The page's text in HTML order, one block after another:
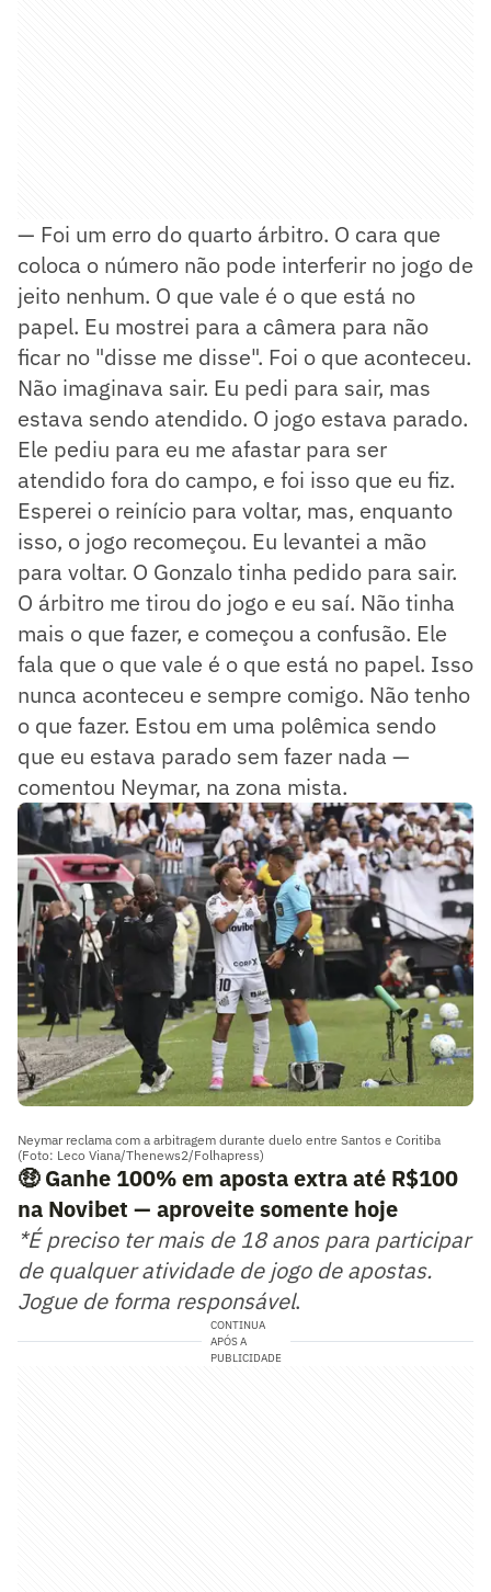
— Foi um erro do quarto árbitro. O cara que
coloca o número não pode interferir no jogo de
jeito nenhum. O que vale é o que está no
papel. Eu mostrei para a câmera para não
ficar no "disse me disse". Foi o que aconteceu.
Não imaginava sair. Eu pedi para sair, mas
estava sendo atendido. O jogo estava parado.
Ele pediu para eu me afastar para ser
atendido fora do campo, e foi isso que eu fiz.
Esperei o reinício para voltar, mas, enquanto
isso, o jogo recomeçou. Eu levantei a mão
para voltar. O Gonzalo tinha pedido para sair.
O árbitro me tirou do jogo e eu saí. Não tinha
mais o que fazer, e começou a confusão. Ele
fala que o que vale é o que está no papel. Isso
nunca aconteceu e sempre comigo. Não tenho
o que fazer. Estou em uma polêmica sendo
que eu estava parado sem fazer nada —
comentou Neymar, na zona mista.
Neymar reclama com a arbitragem durante duelo entre Santos e Coritiba
(Foto: Leco Viana/Thenews2/Folhapress)
🤑Ganhe 100% em aposta extra até R$100
na Novibet — aproveite somente hoje
*É preciso ter mais de 18 anos para participar
de qualquer atividade de jogo de apostas.
Jogue de forma responsável.
CONTINUA
APÓS A
PUBLICIDADE